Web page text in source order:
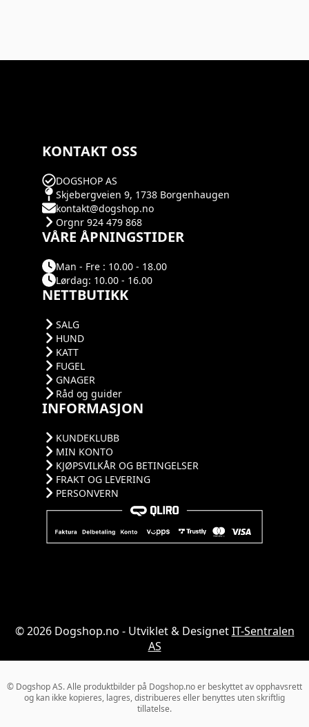
KONTAKT OSS
DOGSHOP AS
Skjebergveien 9, 1738 Borgenhaugen
kontakt@dogshop.no
Orgnr 924 479 868
VÅRE ÅPNINGSTIDER
Man - Fre : 10.00 - 18.00
Lørdag: 10.00 - 16.00
NETTBUTIKK
SALG
HUND
KATT
FUGEL
GNAGER
Råd og guider
INFORMASJON
KUNDEKLUBB
MIN KONTO
KJØPSVILKÅR OG BETINGELSER
FRAKT OG LEVERING
PERSONVERN
© 2026 Dogshop.no - Utviklet & DesignetIT-Sentralen
AS
© Dogshop AS. Alle produktbilder på Dogshop.no er beskyttet av opphavsrett
og kan ikke kopieres, lagres, distribueres eller benyttes uten skriftlig
tillatelse.